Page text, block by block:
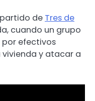
de Tres de
cuando un grupo
por efectivos
y atacar a